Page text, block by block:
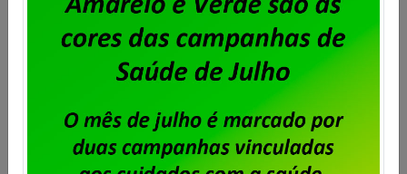
2007/2008
2006/2007
2004/2005
2003/2004